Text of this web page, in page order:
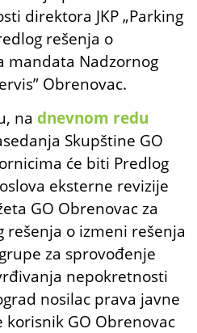
direktora JKP „Parking
rešenja o
mandata Nadzornog
Obrenovac.
na dnevnom redu
Skupštine GO
će biti Predlog
eksterne revizije
GO Obrenovac za
rešenja o izmeni rešenja
za sprovođenje
nepokretnosti
nosilac prava javne
korisnik GO Obrenovac